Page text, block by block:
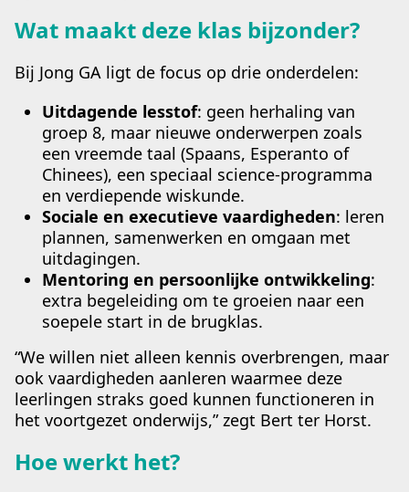
Wat maakt deze klas bijzonder?
Bij Jong GA ligt de focus op drie onderdelen:
Uitdagende lesstof: geen herhaling van
groep 8, maar nieuwe onderwerpen zoals
een vreemde taal (Spaans, Esperanto of
Chinees), een speciaal science-programma
en verdiepende wiskunde.
Sociale en executieve vaardigheden: leren
plannen, samenwerken en omgaan met
uitdagingen.
Mentoring en persoonlijke ontwikkeling:
extra begeleiding om te groeien naar een
soepele start in de brugklas.
“We willen niet alleen kennis overbrengen, maar
ook vaardigheden aanleren waarmee deze
leerlingen straks goed kunnen functioneren in
het voortgezet onderwijs,” zegt Bert ter Horst.
Hoe werkt het?